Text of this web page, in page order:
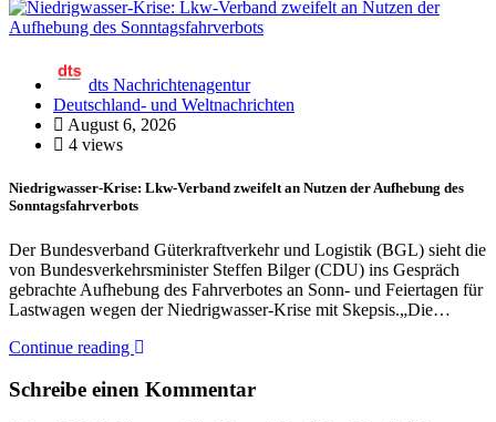
dts Nachrichtenagentur
Deutschland- und Weltnachrichten
August 6, 2026
4 views
Niedrigwasser-Krise: Lkw-Verband zweifelt an Nutzen der Aufhebung des
Sonntagsfahrverbots
Der Bundesverband Güterkraftverkehr und Logistik (BGL) sieht die
von Bundesverkehrsminister Steffen Bilger (CDU) ins Gespräch
gebrachte Aufhebung des Fahrverbotes an Sonn- und Feiertagen für
Lastwagen wegen der Niedrigwasser-Krise mit Skepsis.„Die…
Continue reading
Schreibe einen Kommentar